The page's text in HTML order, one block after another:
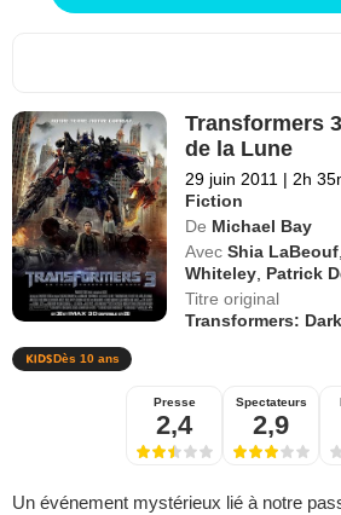
Transformers
de la Lune
29 juin 2011 | 2h
Fiction
De Michael Bay
Avec Shia LaBeouf
Whiteley Patrick
Titre original
Transformers:
Dès 10 ans
Presse
2,4
Spectateurs
2,9
Un événement mystérieux lié à notre